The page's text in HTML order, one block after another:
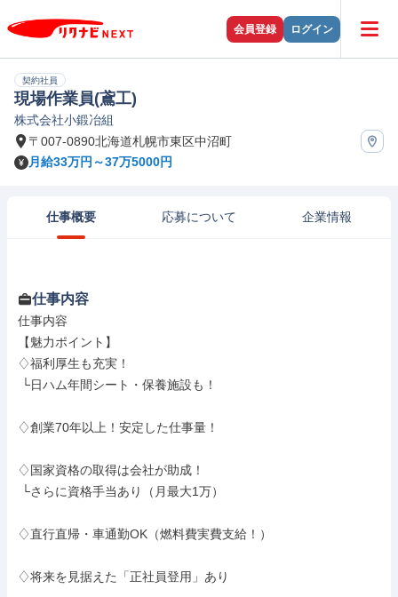
会員登録 ログイン
契約社員
現場作業員(鳶工)
株式会社小鍛冶組
〒007-0890北海道札幌市東区中沼町
月給33万円～37万5000円
仕事概要 応募について 企業情報
仕事内容
仕事内容
【魅力ポイント】
♢福利厚生も充実！
♢創業70年以上！安定した仕事量！
♢国家資格の取得は会社が助成！
♢直行直帰・車通勤OK（燃料費実費支給！）
♢将来を見据えた「正社員登用」あり